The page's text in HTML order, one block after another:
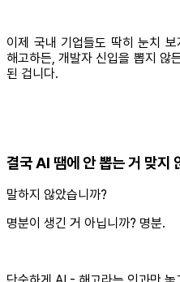
이제 국내 기업들도 딱히 눈치
해고하든, 개발자 신입을 뽑지 않
된 겁니다.
결국 AI 땜에 안 뽑는 거 맞지
말하지 않았습니까?
명분이 생긴 거 아닙니까? 명분.